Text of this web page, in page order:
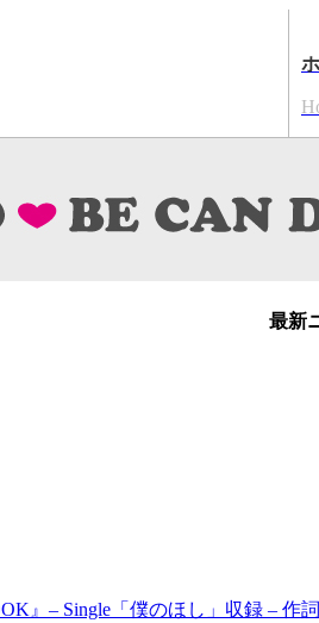
最新
』– Single「僕のほし」収録 – 作詞